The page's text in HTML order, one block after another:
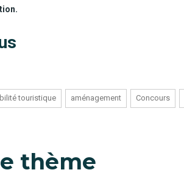
touristique aménagement Concours
thème